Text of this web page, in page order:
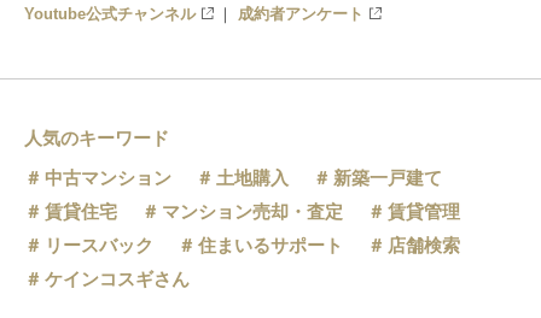
Youtube公式チャンネル
成約者アンケート
人気のキーワード
中古マンション
土地購入
新築一戸建て
賃貸住宅
マンション売却・査定
賃貸管理
リースバック
住まいるサポート
店舗検索
ケインコスギさん